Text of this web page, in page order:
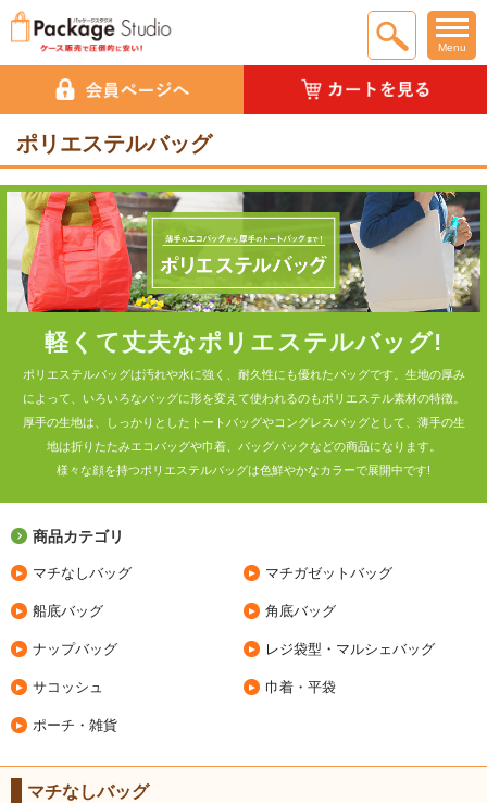
Menu
ポリエステルバッグ
軽くて丈夫なポリエステルバッグ!
ポリエステルバッグは汚れや水に強く、耐久性にも優れたバッグです。生地の厚み
によって、いろいろなバッグに形を変えて使われるのもポリエステル素材の特徴。
厚手の生地は、しっかりとしたトートバッグやコングレスバッグとして、薄手の生
地は折りたたみエコバッグや巾着、バッグパックなどの商品になります。
様々な顔を持つポリエステルバッグは色鮮やかなカラーで展開中です!
商品カテゴリ
マチなしバッグ マチガゼットバッグ
船底バッグ 角底バッグ
ナップバッグ レジ袋型・マルシェバッグ
サコッシュ 巾着・平袋
ポーチ・雑貨
マチなしバッグ